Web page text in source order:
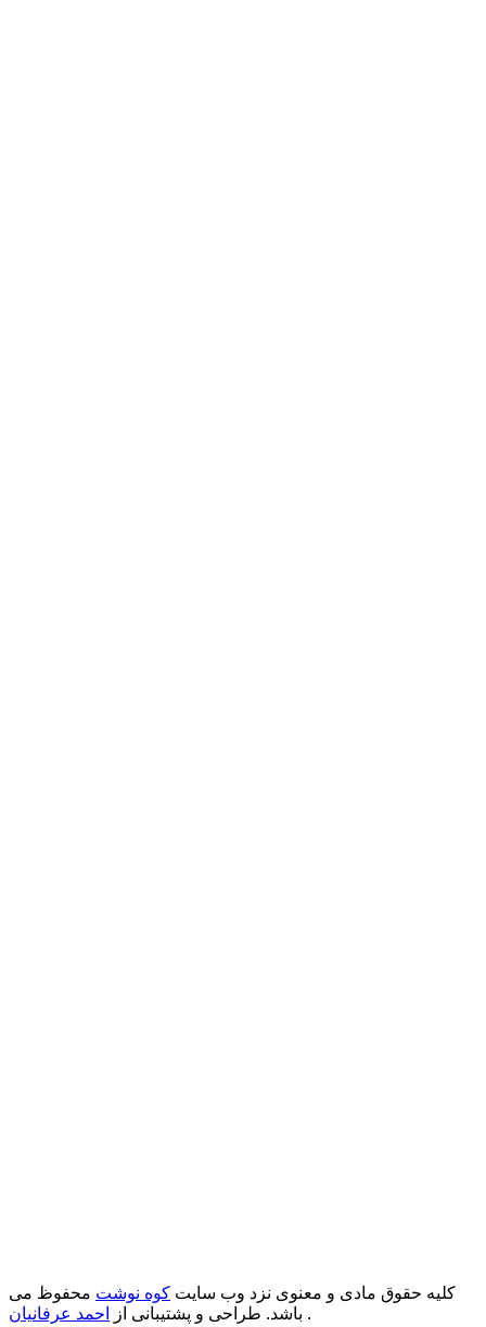
کلیه حقوق مادی و معنوی نزد وب سایت کوه نوشت محفوظ می
باشد. طراحی و پشتیبانی از
احمد عرفانیان .